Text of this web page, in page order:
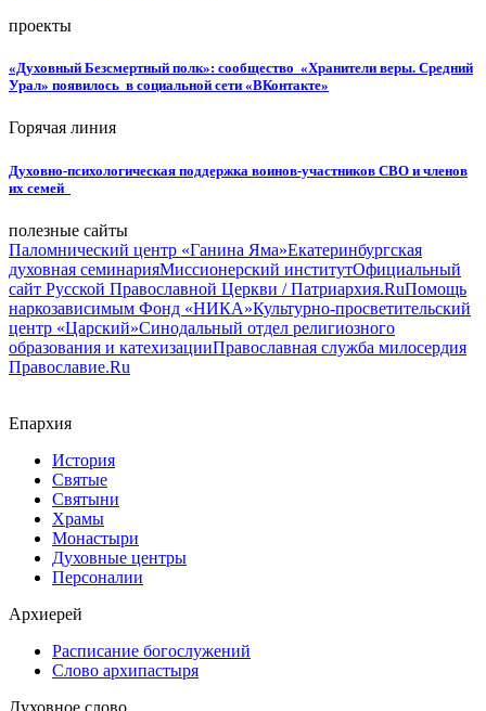
проекты
«Духовный Безсмертный полк»: сообщество «Хранители веры. Средний
Урал» появилось в социальной сети «ВКонтакте»
Горячая линия
Духовно-психологическая поддержка воинов-участников СВО и членов
их семей
полезные сайты
Паломнический центр «Ганина Яма»Екатеринбургская
духовная семинарияМиссионерский институтОфициальный
сайт Русской Православной Церкви / Патриархия.RuПомощь
наркозависимым Фонд «НИКА»Культурно-просветительский
центр «Царский»Синодальный отдел религиозного
образования и катехизацииПравославная служба милосердия
Православие.Ru
Епархия
История
Святые
Святыни
Храмы
Монастыри
Духовные центры
Персоналии
Архиерей
Расписание богослужений
Слово архипастыря
Духовное слово